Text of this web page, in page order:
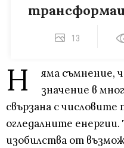
13
Н
яма съмнение,
значение в
свързана с
огледалните
изобилства от